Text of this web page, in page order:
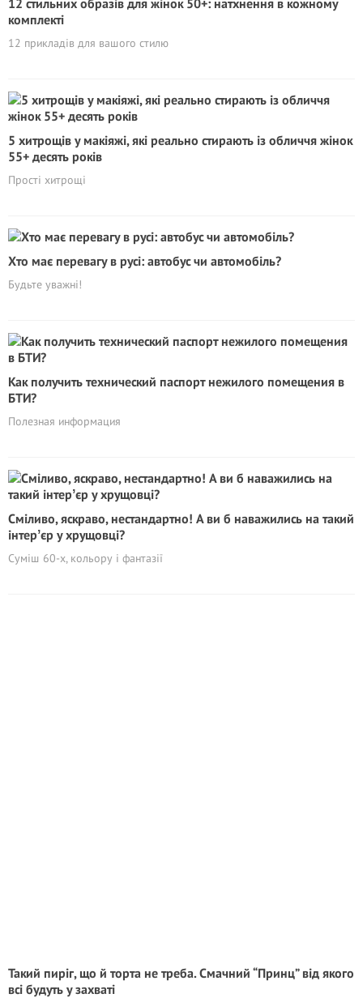
12 стильних образів для жінок 50+: натхнення в кожному
комплекті
12 прикладів для вашого стилю
5 хитрощів у макіяжі, які реально стирають із обличчя жінок
55+ десять років
Прості хитрощі
Хто має перевагу в русі: автобус чи автомобіль?
Будьте уважні!
Как получить технический паспорт нежилого помещения в
БТИ?
Полезная информация
Сміливо, яскраво, нестандартно! А ви б наважились на такий
інтерʼєр у хрущовці?
Суміш 60-х, кольору і фантазії
Такий пиріг, що й торта не треба. Смачний “Принц” від якого
всі будуть у захваті